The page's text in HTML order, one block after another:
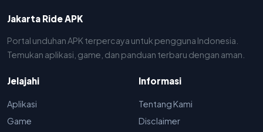
Jakarta Ride APK
Portal unduhan APK terpercaya untuk pengguna Indonesia.
Temukan aplikasi, game, dan panduan terbaru dengan aman.
Jelajahi
Aplikasi
Game
Informasi
Tentang Kami
Disclaimer